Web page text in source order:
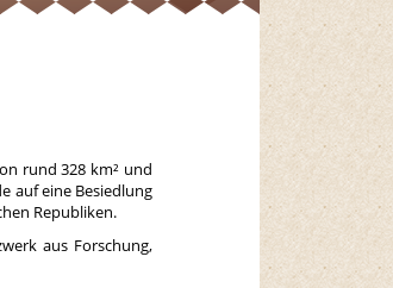
rund 328 km² und
auf eine Besiedlung
Republiken.
aus Forschung,